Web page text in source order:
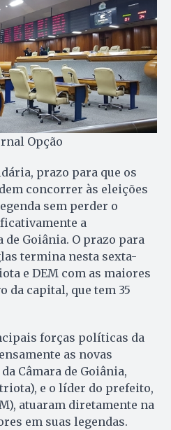
Opção
prazo para que os
concorrer às eleições
sem perder o
a
de Goiânia. O prazo para
termina nesta sexta-
e DEM com as maiores
da capital, que tem 35
forças políticas da
as novas
Câmara de Goiânia,
e o líder do prefeito,
atuaram diretamente na
em suas legendas.